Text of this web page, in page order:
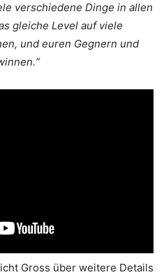
verschiedene Dinge in allen
gleiche Level auf viele
und euren Gegnern und
Gross über weitere Details